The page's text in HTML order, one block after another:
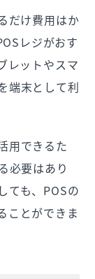
だけ費用はか
レジがおす
レットやスマ
端末として利
用できるた
必要はあり
ても、POSの
ことができま